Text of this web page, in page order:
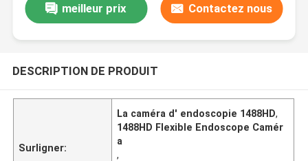
meilleur prix Contactez nous
DESCRIPTION DE PRODUIT
Surligner:
La caméra d' endoscopie 1488HD,
1488HD Flexible Endoscope Camér
a
,